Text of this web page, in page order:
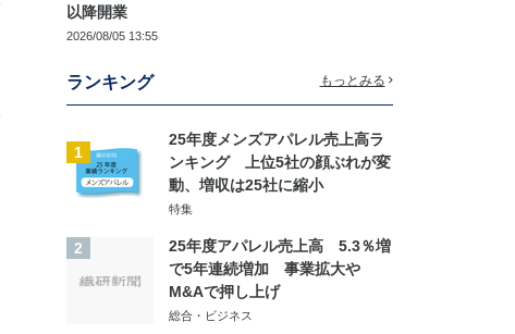
以降開業
2026/08/05 13:55
ランキング もっとみる
1
25年度メンズアパレル売上高ラ
ンキング 上位5社の顔ぶれが変
動、増収は25社に縮小
特集
2
25年度アパレル売上高 5.3％増
で5年連続増加 事業拡大や
M&Aで押し上げ
総合・ビジネス